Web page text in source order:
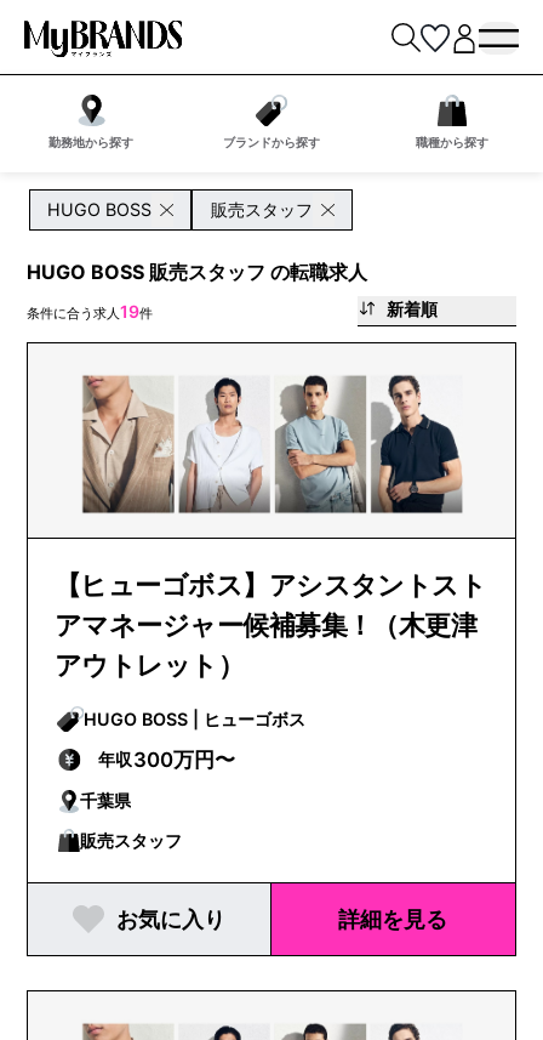
勤務地から探す ブランドから探す 職種から探す
HUGO BOSS 販売スタッフ
HUGO BOSS 販売スタッフ の転職求人
条件に合う求人19件 新着順
【ヒューゴボス】アシスタントスト
アマネージャー候補募集！（木更津
アウトレット）
HUGO BOSS | ヒューゴボス
年収300万円〜
千葉県
販売スタッフ
お気に入り 詳細を見る